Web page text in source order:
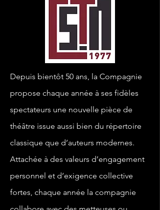
Depuis bientôt 50 ans, la Compagnie
propose chaque année à ses fidèles
spectateurs une nouvelle pièce de
théâtre issue aussi bien du répertoire
classique que d’auteurs modernes.
Attachée à des valeurs d’engagement
personnel et d’exigence collective
fortes, chaque année la compagnie